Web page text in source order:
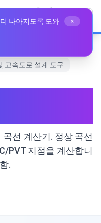
한국어
고속도로 설계 도구
선 계산기. 정상 곡선
PVT 지점을 계산합니
.
나아지도록 도와
×